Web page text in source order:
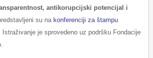
antikorupcijski potencijal i
su na konferenciji za štampu
Istraživanje je sprovedeno uz podršku Fondacije